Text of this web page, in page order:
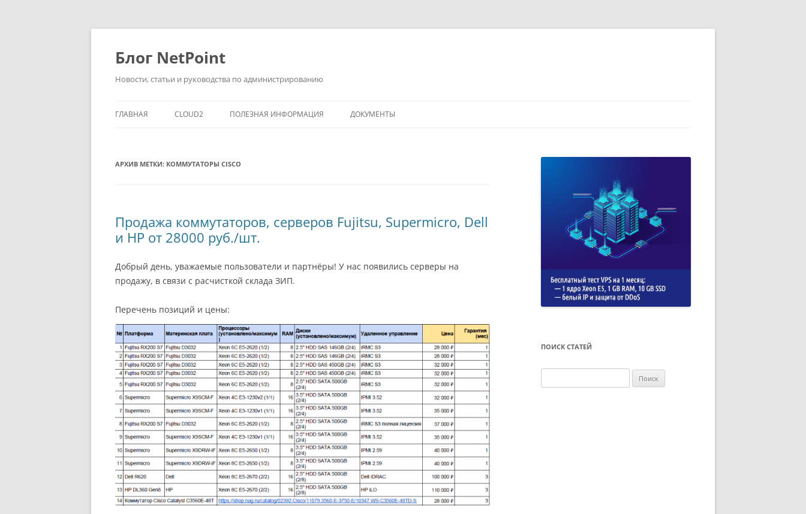
Перейти
Блог NetPoint
Новости, статьи и руководства по администрированию
ГЛАВНАЯ CLOUD2 ПОЛЕЗНАЯ ИНФОРМАЦИЯ ДОКУМЕНТЫ
АРХИВ МЕТКИ: КОММУТАТОРЫ CISCO
Продажа коммутаторов, серверов Fujitsu, Supermicro, Dell
и HP от 28000 руб./шт.
Добрый день, уважаемые пользователи и партнёры! У нас появились серверы на
продажу, в связи с расчисткой склада ЗИП.
Перечень позиций и цены:
ПОИСК СТАТЕЙ